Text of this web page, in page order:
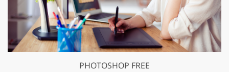
PHOTOSHOP FREE